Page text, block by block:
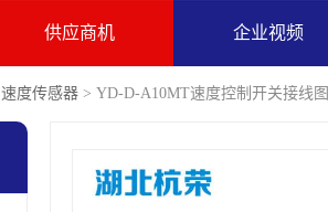
供应商机 企业视频
速度传感器 > YD-D-A10MT速度控制开关接线图